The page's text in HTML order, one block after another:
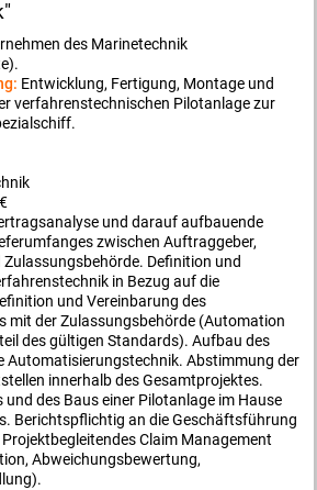
des Marinetechnik
Entwicklung, Fertigung, Montage und
verfahrenstechnischen Pilotanlage zur
und darauf aufbauende
zwischen Auftraggeber,
Definition und
in Bezug auf die
und Vereinbarung des
mit der Zulassungsbehörde (Automation
des gültigen Standards). Aufbau des
Automatisierungstechnik. Abstimmung der
innerhalb des Gesamtprojektes.
und des Baus einer Pilotanlage im Hause
Berichtspflichtig an die Geschäftsführung
Claim Management
Abweichungsbewertung,